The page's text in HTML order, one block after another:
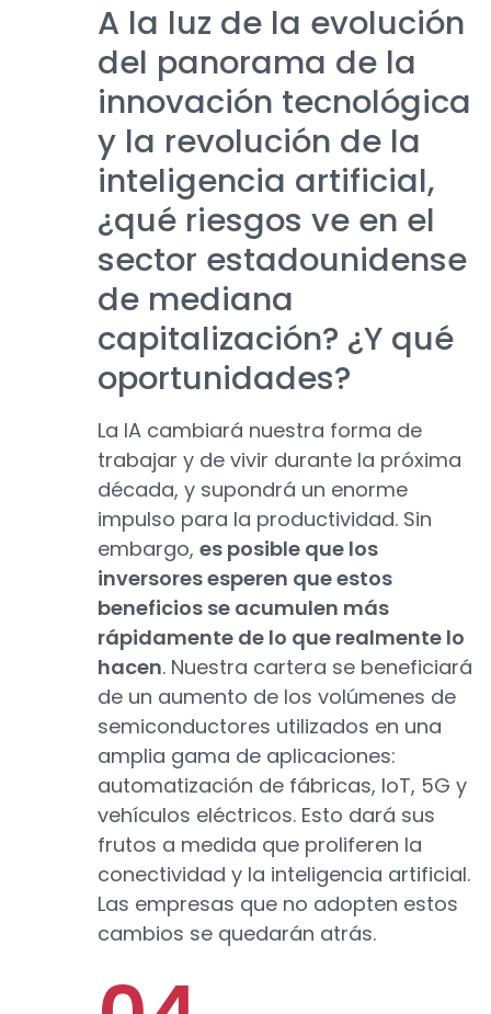
A la luz de la evolución
del panorama de la
innovación tecnológica
y la revolución de la
inteligencia artificial,
¿qué riesgos ve en el
sector estadounidense
de mediana
capitalización? ¿Y qué
oportunidades?
La IA cambiará nuestra forma de
trabajar y de vivir durante la próxima
década, y supondrá un enorme
impulso para la productividad. Sin
embargo, es posible que los
inversores esperen que estos
beneficios se acumulen más
rápidamente de lo que realmente lo
hacen. Nuestra cartera se beneficiará
de un aumento de los volúmenes de
semiconductores utilizados en una
amplia gama de aplicaciones:
automatización de fábricas, IoT, 5G y
vehículos eléctricos. Esto dará sus
frutos a medida que proliferen la
conectividad y la inteligencia artificial.
Las empresas que no adopten estos
cambios se quedarán atrás.